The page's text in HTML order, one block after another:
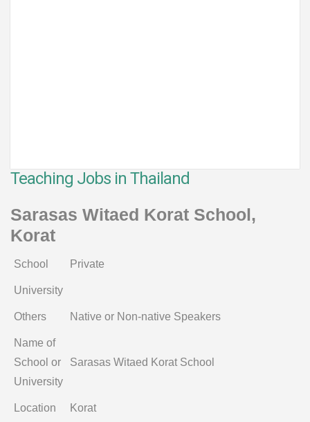
Teaching Jobs in Thailand
Sarasas Witaed Korat School,
Korat
School Private
University
Others Native or Non-native Speakers
Name of
School or
University
Sarasas Witaed Korat School
Location Korat